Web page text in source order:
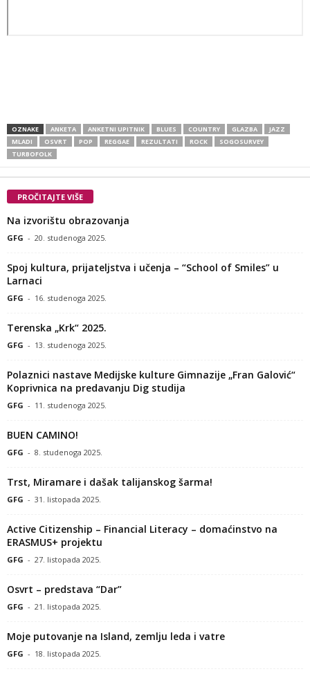
OZNAKE ANKETA ANKETNI UPITNIK BLUES COUNTRY GLAZBA
JAZZ
MLADI
OSVRT POP REGGAE REZULTATI ROCK
SOGOSURVEY
TURBOFOLK
PROČITAJTE VIŠE
Na izvorištu obrazovanja
GFG - 20. studenoga 2025.
Spoj kultura, prijateljstva i učenja – “School of Smiles” u
Larnaci
GFG - 16. studenoga 2025.
Terenska „Krk“ 2025.
GFG - 13. studenoga 2025.
Polaznici nastave Medijske kulture Gimnazije „Fran Galović“
Koprivnica na predavanju Dig studija
GFG - 11. studenoga 2025.
BUEN CAMINO!
GFG - 8. studenoga 2025.
Trst, Miramare i dašak talijanskog šarma!
GFG - 31. listopada 2025.
Active Citizenship – Financial Literacy – domaćinstvo na
ERASMUS+ projektu
GFG - 27. listopada 2025.
Osvrt – predstava “Dar”
GFG - 21. listopada 2025.
Moje putovanje na Island, zemlju leda i vatre
GFG - 18. listopada 2025.